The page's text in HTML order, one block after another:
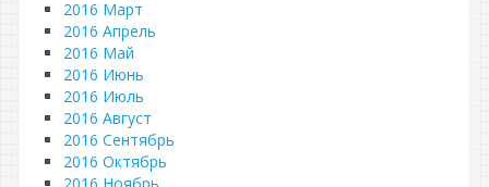
2016 Март
2016 Апрель
2016 Май
2016 Июнь
2016 Июль
2016 Август
2016 Сентябрь
2016 Октябрь